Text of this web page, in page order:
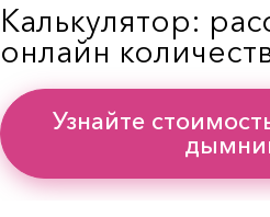
Калькулятор:
онлайн
Узнайте